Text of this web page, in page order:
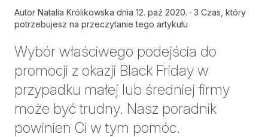
Autor Natalia Królikowska dnia 12. paź 2020.
3 Czas, który
potrzebujesz na przeczytanie tego artykułu
Wybór właściwego podejścia do
promocji z okazji Black Friday w
przypadku małej lub średniej firmy
może być trudny. Nasz poradnik
powinien Ci w tym pomóc.